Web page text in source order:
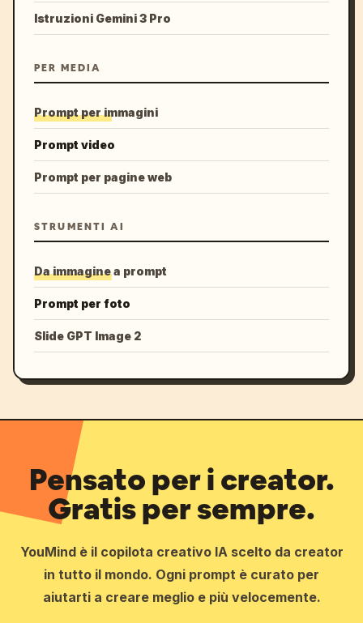
Istruzioni Gemini 3 Pro
PER MEDIA
Prompt per immagini
Prompt video
Prompt per pagine web
STRUMENTI AI
Da immagine a prompt
Prompt per foto
Slide GPT Image 2
Pensato per i creator.
Gratis per sempre.
YouMind è il copilota creativo IA scelto da creator
in tutto il mondo. Ogni prompt è curato per
aiutarti a creare meglio e più velocemente.